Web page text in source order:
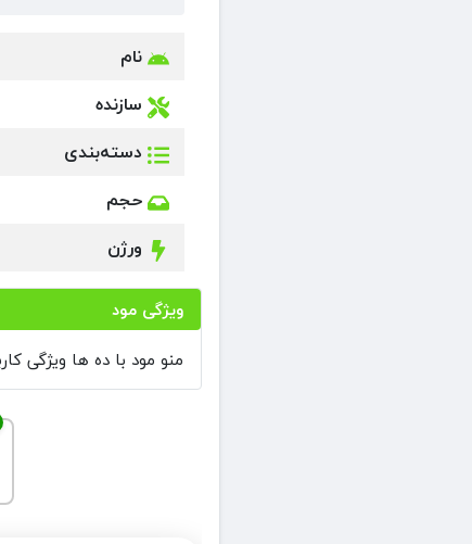
نام
سازنده
دسته‌بندی
حجم
ورژن
ویژگی مود
منو مود با ده ها ویژگی